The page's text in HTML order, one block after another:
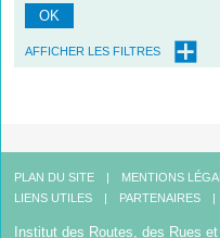
OK
AFFICHER LES FILTRES
PLAN DU SITE MENTIONS
LIENS UTILES
PARTENAIRES
Institut des Routes, des Rues